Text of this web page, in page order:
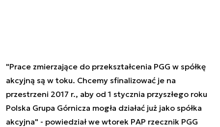
"Prace zmierzające do przekształcenia PGG w spółkę
akcyjną są w toku. Chcemy sfinalizować je na
przestrzeni 2017 r., aby od 1 stycznia przyszłego roku
Polska Grupa Górnicza mogła działać już jako spółka
akcyjna" - powiedział we wtorek PAP rzecznik PGG